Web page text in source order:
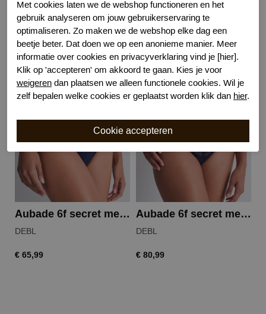
Kenmerk
Katoenen kruisje
Gerelateerde producten
Aubade 6f secret memories string
DEBL
€ 65,99
Aubade 6f secret memories hipster
DEBL
€ 80,99
Met cookies laten we de webshop functioneren en het
gebruik analyseren om jouw gebruikerservaring te
optimaliseren. Zo maken we de webshop elke dag een
beetje beter. Dat doen we op een anonieme manier. Meer
informatie over cookies en privacyverklaring vind je [hier].
Klik op 'accepteren' om akkoord te gaan. Kies je voor
weigeren dan plaatsen we alleen functionele cookies. Wil je
zelf bepalen welke cookies er geplaatst worden klik dan hier.